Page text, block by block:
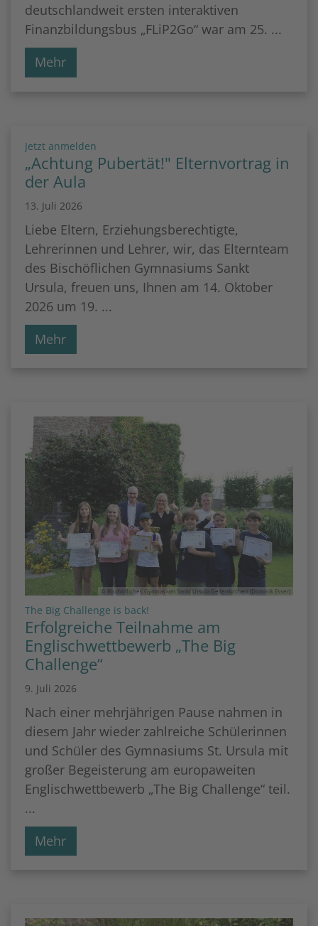
deutschlandweit ersten interaktiven
Finanzbildungsbus „FLiP2Go“ war am 25. ...
Mehr
Jetzt anmelden
„Achtung Pubertät!" Elternvortrag in
der Aula
13. Juli 2026
Liebe Eltern, Erziehungsberechtigte,
Lehrerinnen und Lehrer, wir, das Elternteam
des Bischöflichen Gymnasiums Sankt
Ursula, freuen uns, Ihnen am 14. Oktober
2026 um 19. ...
Mehr
© Bischöfliches Gymnasium Sankt Ursula Geilenkirchen (Dominik Esser)
The Big Challenge is back!
Erfolgreiche Teilnahme am
Englischwettbewerb „The Big
Challenge“
9. Juli 2026
Nach einer mehrjährigen Pause nahmen in
diesem Jahr wieder zahlreiche Schülerinnen
und Schüler des Gymnasiums St. Ursula mit
großer Begeisterung am europaweiten
Englischwettbewerb „The Big Challenge“ teil.
...
Mehr